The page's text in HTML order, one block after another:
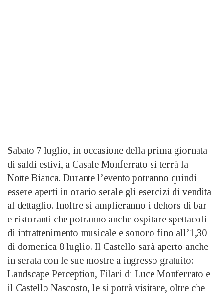
Sabato 7 luglio, in occasione della prima giornata
di saldi estivi, a Casale Monferrato si terrà la
Notte Bianca. Durante l’evento potranno quindi
essere aperti in orario serale gli esercizi di vendita
al dettaglio. Inoltre si amplieranno i dehors di bar
e ristoranti che potranno anche ospitare spettacoli
di intrattenimento musicale e sonoro fino all’1,30
di domenica 8 luglio. Il Castello sarà aperto anche
in serata con le sue mostre a ingresso gratuito:
Landscape Perception, Filari di Luce Monferrato e
il Castello Nascosto, le si potrà visitare, oltre che